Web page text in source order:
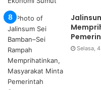
Selasa,